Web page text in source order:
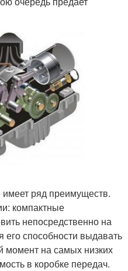
имеет ряд преимуществ.
компактные
непосредственно на
его способности выдавать
момент на самых низких
в коробке передач.